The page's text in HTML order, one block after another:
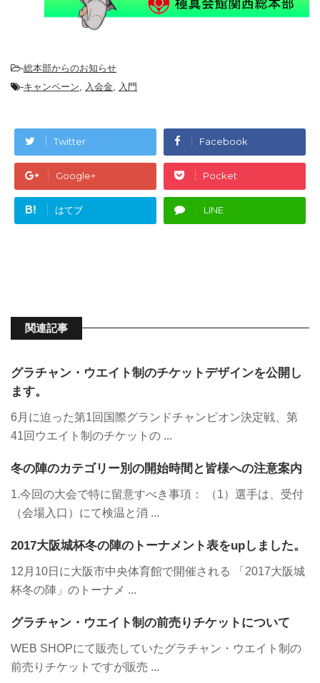
-総本部からのお知らせ
-キャンペーン 入会金 入門
Twitter Facebook
Google+ Pocket
B! はてブ LINE
関連記事
グラチャン・ウエイト制のチケットデザインを公開し
ます。
6月に迫った第1回国際グランドチャンピオン決定戦、第
41回ウエイト制のチケットの ...
冬の陣のカテゴリー別の開始時間と皆様への注意案内
1.今回の大会で特に留意すべき事項： （1）選手は、受付
（会場入口）にて検温と消 ...
2017大阪城杯冬の陣のトーナメント表をupしました。
12月10日に大阪市中央体育館で開催される 「2017大阪城
杯冬の陣」のトーナメ ...
グラチャン・ウエイト制の前売りチケットについて
WEB SHOPにて販売していたグラチャン・ウエイト制の
前売りチケットですが販売 ...